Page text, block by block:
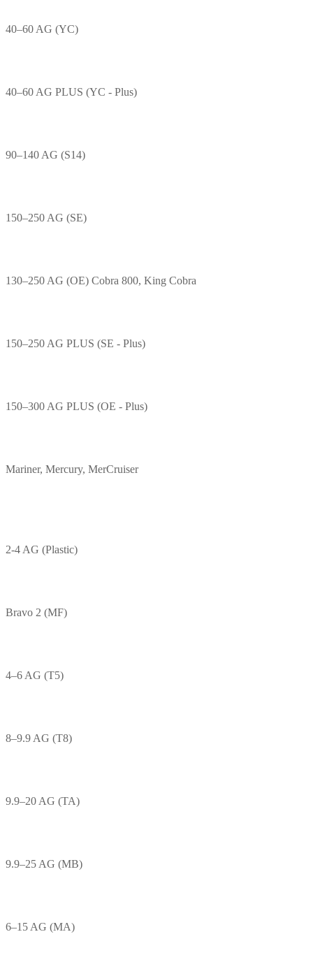
40–60 AG (YC)
40–60 AG PLUS (YC - Plus)
90–140 AG (S14)
150–250 AG (SE)
130–250 AG (OE) Cobra 800, King Cobra
150–250 AG PLUS (SE - Plus)
150–300 AG PLUS (OE - Plus)
Mariner, Mercury, MerCruiser
2-4 AG (Plastic)
Bravo 2 (MF)
4–6 AG (T5)
8–9.9 AG (T8)
9.9–20 AG (TA)
9.9–25 AG (MB)
6–15 AG (MA)